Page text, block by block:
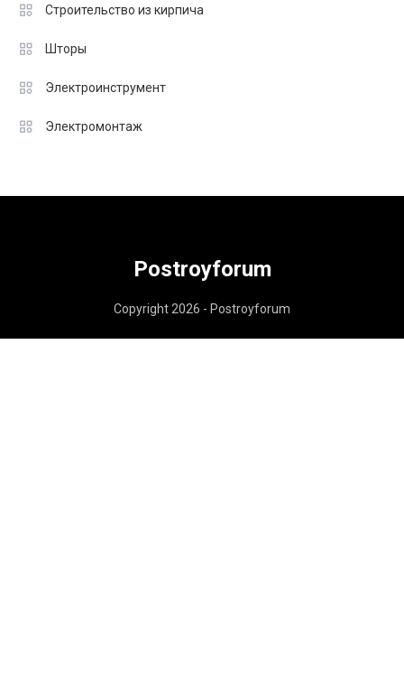
Строительство из кирпича
Шторы
Электроинструмент
Электромонтаж
Postroyforum
Copyright 2026 - Postroyforum